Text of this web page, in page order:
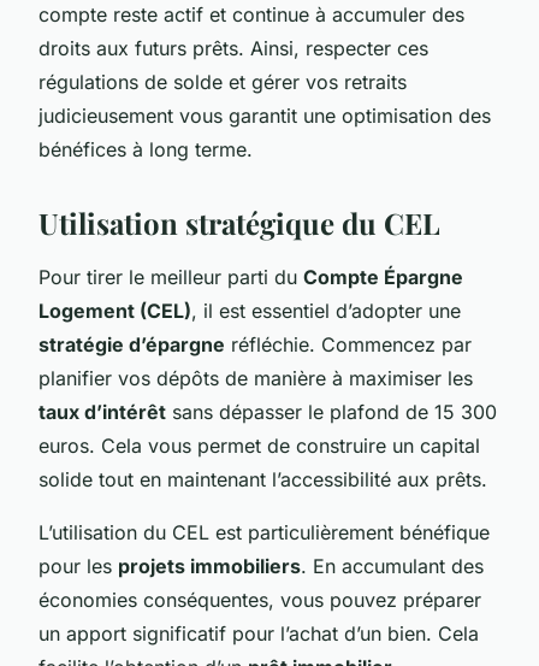
compte reste actif et continue à accumuler des
droits aux futurs prêts. Ainsi, respecter ces
régulations de solde et gérer vos retraits
judicieusement vous garantit une optimisation des
bénéfices à long terme.
Utilisation stratégique du CEL
Pour tirer le meilleur parti du Compte Épargne
Logement (CEL), il est essentiel d’adopter une
stratégie d’épargne réfléchie. Commencez par
planifier vos dépôts de manière à maximiser les
taux d’intérêt sans dépasser le plafond de 15 300
euros. Cela vous permet de construire un capital
solide tout en maintenant l’accessibilité aux prêts.
L’utilisation du CEL est particulièrement bénéfique
pour les projets immobiliers. En accumulant des
économies conséquentes, vous pouvez préparer
un apport significatif pour l’achat d’un bien. Cela